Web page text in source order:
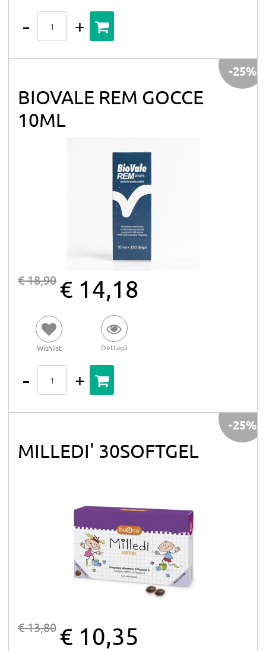
BIOVALE REM GOCCE
10ML
€ 18,90 € 14,18
Wishlist Dettagli
-25%
MILLEDI' 30SOFTGEL
€ 13,80 € 10,35
-25%